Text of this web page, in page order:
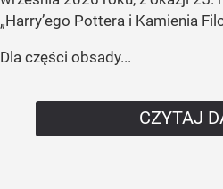
„Harry’ego Pottera i Kamienia
Dla części obsady...
CZYTAJ